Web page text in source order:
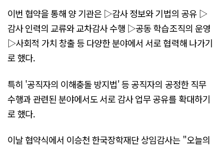
이번 협약을 통해 양 기관은 ▷감사 정보와 기법의 공유 ▷
감사 인력의 교류와 교차감사 수행 ▷공동 학습조직의 운영
▷사회적 가치 창출 등 다양한 분야에서 서로 협력해 나가기
로 했다.
특히 '공직자의 이해충돌 방지법' 등 공직자의 공정한 직무
수행과 관련된 분야에서도 서로 감사 업무 공유를 확대하기
로 했다.
이날 협약식에서 이승천 한국장학재단 상임감사는 "오늘의